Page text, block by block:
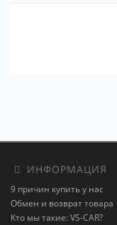
ИНФОРМАЦИЯ
9 причин купить у нас
Обмен и возврат товара
Кто мы такие: VS-CAR?